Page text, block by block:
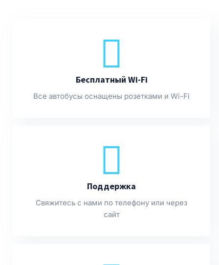
Бесплатный Wi-Fi
Все автобусы оснащены розетками и Wi-Fi
Поддержка
Свяжитесь с нами по телефону или через
сайт